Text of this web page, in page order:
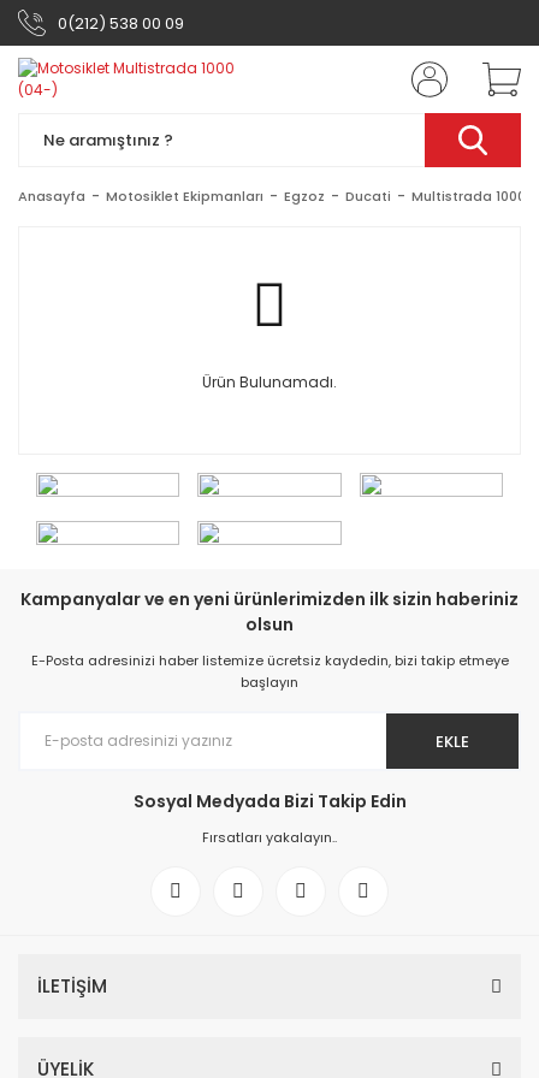
0(212) 538 00 09
Anasayfa Motosiklet Ekipmanları Egzoz Ducati Multistrada 1000
Ürün Bulunamadı.
Kampanyalar ve en yeni ürünlerimizden ilk sizin haberiniz
olsun
E-Posta adresinizi haber listemize ücretsiz kaydedin, bizi takip etmeye
başlayın
EKLE
Sosyal Medyada Bizi Takip Edin
Fırsatları yakalayın..
İLETİŞİM
ÜYELİK